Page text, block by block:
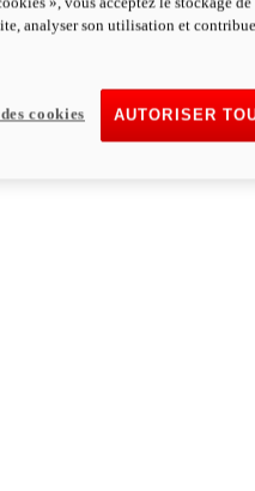
100
analyser son utilisation et
AUTORISER
cookies